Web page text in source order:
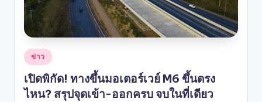
Posted
in
ข่าว
เปิดพิกัด! ทางขึ้นมอเตอร์เวย์ M6 ขึ้นตรง
ไหน? สรุปจุดเข้า-ออกครบ จบในที่เดียว